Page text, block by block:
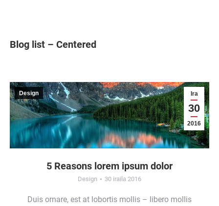
Blog list – Centered
5 Reasons lorem ipsum dolor
Design 30 iraila 2016
Ira
30
2016
Design
Duis ornare, est at lobortis mollis – libero mollis